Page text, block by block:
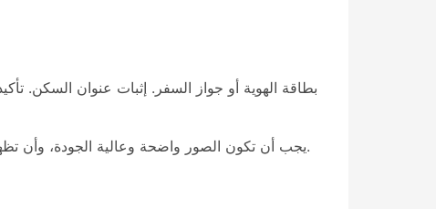
بطاقة الهوية أو جواز السفر. إثبات عنوان السكن.
يجب أن تكون الصور واضحة وعالية الجودة، وأن تظهر جميع البيانات المطلوبة دون قص أو تعديل. كما يُنصح بالتأكد من أن الوثائق ما زالت سارية المفعول قبل إرسالها.